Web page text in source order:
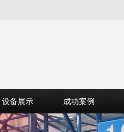
设备展示 成功案例